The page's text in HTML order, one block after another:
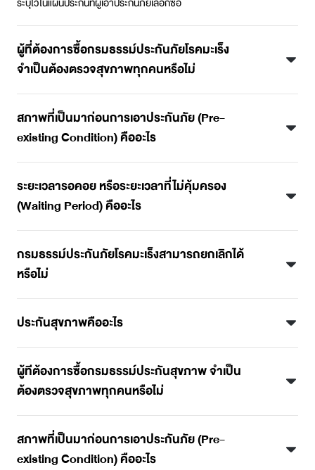
ผู้ที่ต้องการซื้อกรมธรรม์ประกันภัยโรคมะเร็ง
จำเป็นต้องตรวจสุขภาพทุกคนหรือไม่
สภาพที่เป็นมาก่อนการเอาประกันภัย (Pre-
existing Condition) คืออะไร
ระยะเวลารอคอย หรือระยะเวลาที่ไม่คุ้มครอง
(Waiting Period) คืออะไร
กรมธรรม์ประกันภัยโรคมะเร็งสามารถยกเลิกได้
หรือไม่
ประกันสุขภาพคืออะไร
ผู้ทีต้องการซื้อกรมธรรม์ประกันสุขภาพ จำเป็น
ต้องตรวจสุขภาพทุกคนหรือไม่
สภาพที่เป็นมาก่อนการเอาประกันภัย (Pre-
existing Condition) คืออะไร